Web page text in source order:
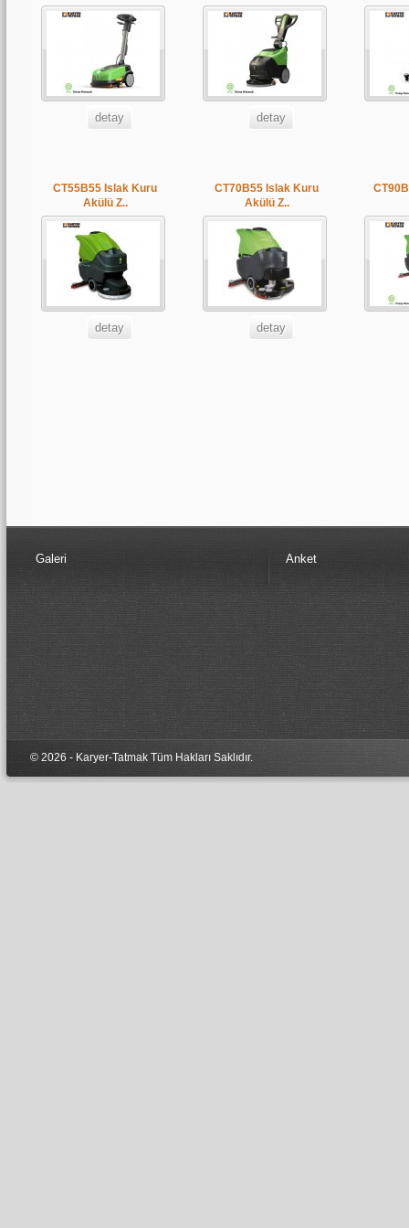
detay detay
CT55B55 Islak Kuru
Akülü Z..
detay
CT70B55 Islak Kuru
Akülü Z..
detay
Galeri Anket
© 2026 - Karyer-Tatmak Tüm Hakları